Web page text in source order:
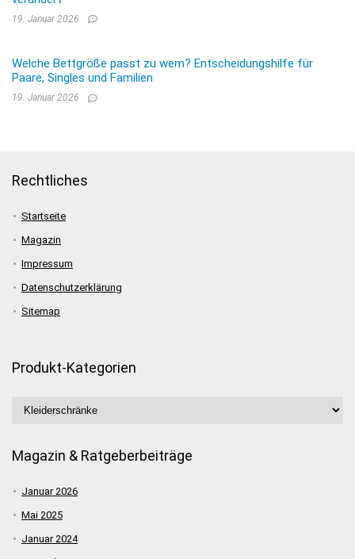
19. Januar 2026
Welche Bettgröße passt zu wem? Entscheidungshilfe für
Paare, Singles und Familien
19. Januar 2026
Rechtliches
Startseite
Magazin
Impressum
Datenschutzerklärung
Sitemap
Produkt-Kategorien
Magazin & Ratgeberbeiträge
Januar 2026
Mai 2025
Januar 2024